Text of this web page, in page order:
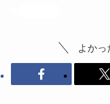
よかっ